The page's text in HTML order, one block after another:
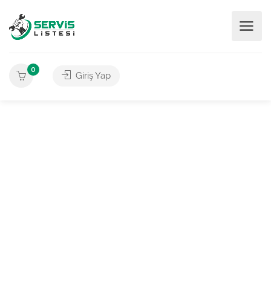
0
Giriş Yap